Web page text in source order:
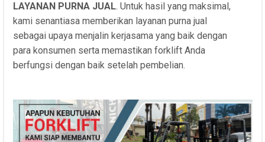
LAYANAN PURNA JUAL. Untuk hasil yang maksimal,
kami senantiasa memberikan layanan purna jual
sebagai upaya menjalin kerjasama yang baik dengan
para konsumen serta memastikan forklift Anda
berfungsi dengan baik setelah pembelian.